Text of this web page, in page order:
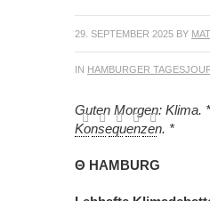
29. SEPTEMBER 2025 BY
IN HAMBURGER
Guten Morgen: Klima.
Konsequenzen. *
Θ HAMBURG